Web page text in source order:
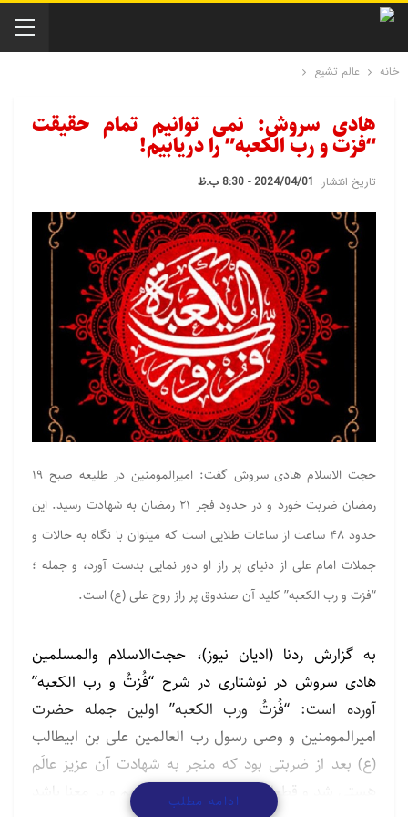
خانه عالم تشیع
هادی سروش: نمی توانیم تمام حقیقت
“فزت و رب الکعبه” را دریابیم!
تاریخ انتشار: 2024/04/01 - 8:30 ب.ظ
حجت الاسلام هادی سروش گفت: امیرالمومنین در طلیعه صبح ۱۹
رمضان ضربت خورد و در حدود فجر ۲۱ رمضان به شهادت رسید. این
حدود ۴۸ ساعت از ساعات طلایی است که میتوان با نگاه به حالات و
جملات امام علی از دنیای پر راز او دور نمایی بدست آورد، و جمله ؛
“فزت و رب الکعبه” کلید آن صندوق پر راز روح علی (ع) است.
به گزارش ردنا (ادیان نیوز)، حجت‌الاسلام والمسلمین
هادی سروش در نوشتاری در شرح “فُزتُ و رب الکعبه”
آورده است: “فُزتُ ورب الکعبه” اولین جمله حضرت
امیرالمومنین و وصی رسول رب العالمین علی بن ابیطالب
(ع) بعد از ضربتی بود که منجر به شهادت آن عزیز عالَم
هستی شد و قطعا این جمله باید خیلی مهم و پر معنا باشد
ادامه مطلب